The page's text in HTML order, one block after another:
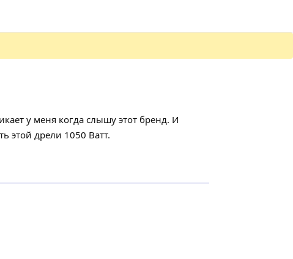
у меня когда слышу этот бренд. И
этой дрели 1050 Ватт.